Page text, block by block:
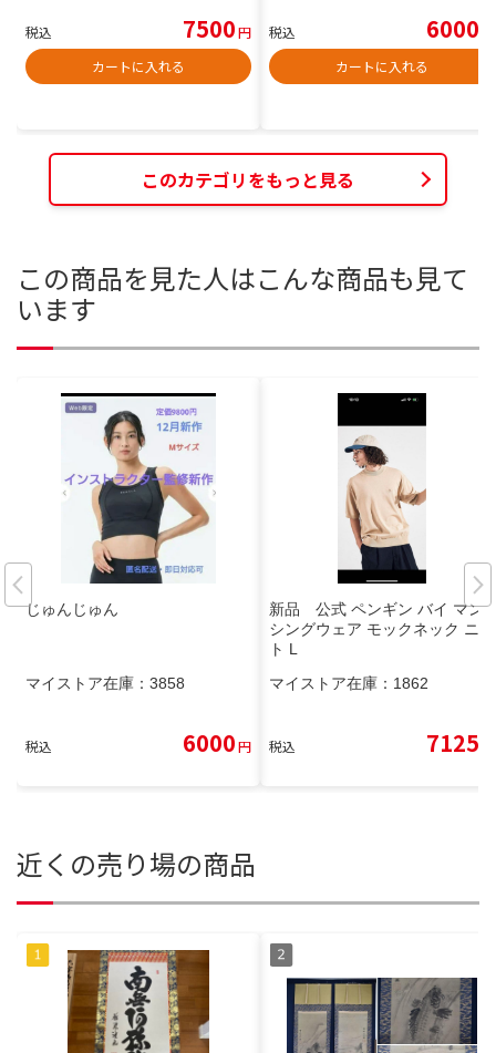
税込 7500円
カートに入れる
税込 6000
カートに入れる
このカテゴリをもっと見る
この商品を見た人はこんな商品も見て
います
じゅんじゅん
マイストア在庫： 3858
税込 6000円
新品 公式 ペンギン バイ マン
シングウェア モックネック ニッ
ト L
マイストア在庫： 1862
税込 7125
近くの売り場の商品